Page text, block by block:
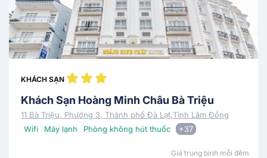
KHÁCH SẠN
Khách Sạn Hoàng Minh Châu Bà Triệu
11 Bà Triệu, Phường 3, Thành phố Đà Lạt,Tỉnh Lâm Đồng
Wifi
Máy lạnh Phòng không hút thuốc +37
Giá trung bình mỗi đêm